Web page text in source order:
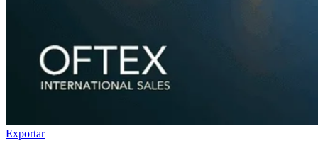
Exportar